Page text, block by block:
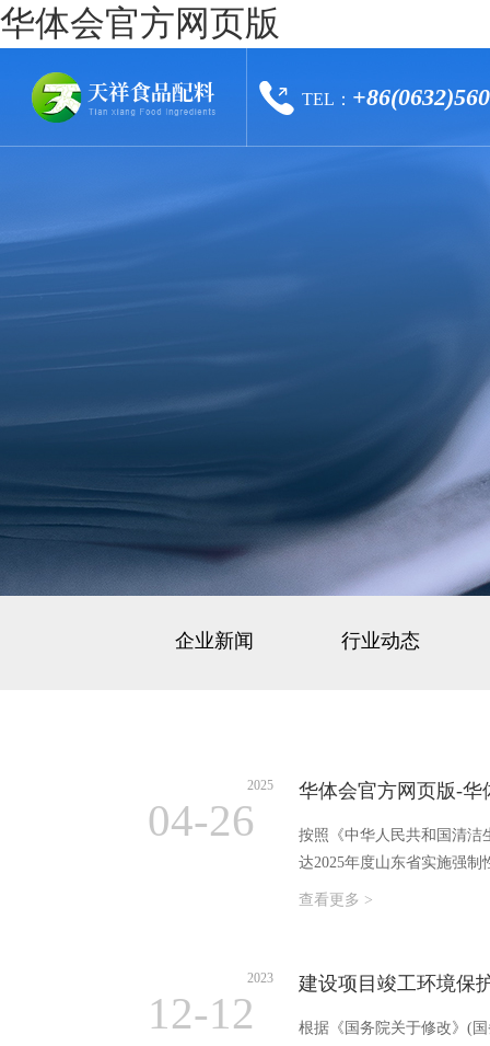
华体会官方网页版
TEL：
企业新闻 行业动态
2025
04-26
华体会官方网页版-
按照《中华人民共和国清洁
达2025年度山东省实施强
查看更多 >
2023
12-12
建设项目竣工环境保
根据《国务院关于修改》(